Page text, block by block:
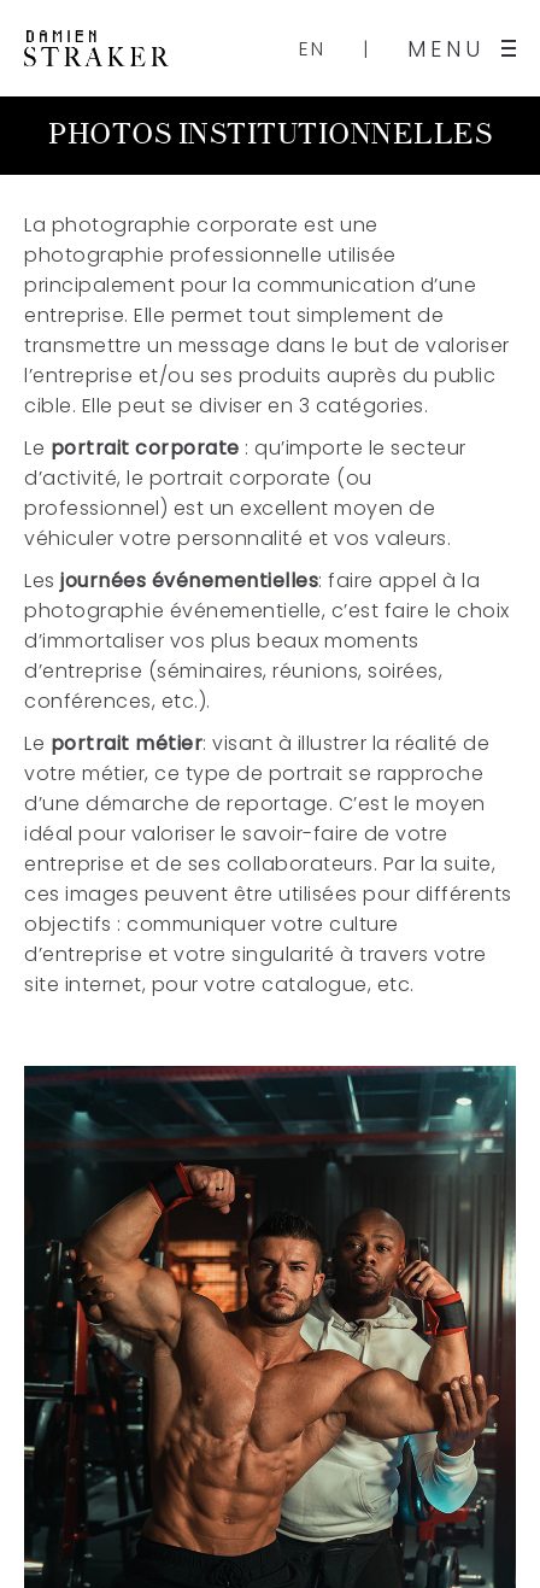
EN MENU
PHOTOS INSTITUTIONNELLES
La photographie corporate est une
photographie professionnelle utilisée
principalement pour la communication d’une
entreprise. Elle permet tout simplement de
transmettre un message dans le but de valoriser
l’entreprise et/ou ses produits auprès du public
cible. Elle peut se diviser en 3 catégories.
Le portrait corporate : qu’importe le secteur
d’activité, le portrait corporate (ou
professionnel) est un excellent moyen de
véhiculer votre personnalité et vos valeurs.
Les journées événementielles: faire appel à la
photographie événementielle, c’est faire le choix
d’immortaliser vos plus beaux moments
d’entreprise (séminaires, réunions, soirées,
conférences, etc.).
Le portrait métier: visant à illustrer la réalité de
votre métier, ce type de portrait se rapproche
d’une démarche de reportage. C’est le moyen
idéal pour valoriser le savoir-faire de votre
entreprise et de ses collaborateurs. Par la suite,
ces images peuvent être utilisées pour différents
objectifs : communiquer votre culture
d’entreprise et votre singularité à travers votre
site internet, pour votre catalogue, etc.